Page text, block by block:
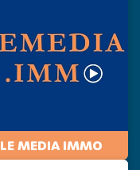
LE MEDIA IMMO